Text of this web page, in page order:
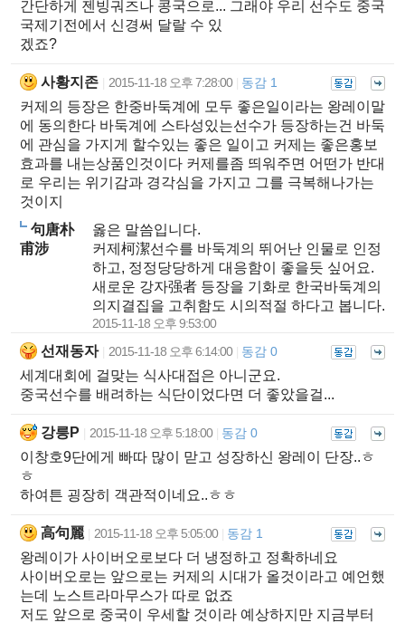
간단하게 젠빙궈즈나 콩국으로... 그래야 우리 선수도 중국
국제기전에서 신경써 달랄 수 있
겠죠?
사황지존 2015-11-18 오후 7:28:00 동감 1
커제의 등장은 한중바둑계에 모두 좋은일이라는 왕레이말
에 동의한다 바둑계에 스타성있는선수가 등장하는건 바둑
에 관심을 가지게 할수있는 좋은 일이고 커제는 좋은홍보
효과를 내는상품인것이다 커제를좀 띄워주면 어떤가 반대
로 우리는 위기감과 경각심을 가지고 그를 극복해나가는
것이지
句唐朴
甫涉
옳은 말씀입니다.
커제柯潔선수를 바둑계의 뛰어난 인물로 인정
하고, 정정당당하게 대응함이 좋을듯 싶어요.
새로운 강자强者 등장을 기화로 한국바둑계의
의지결집을 고취함도 시의적절 하다고 봅니다.
2015-11-18 오후 9:53:00
선재동자 2015-11-18 오후 6:14:00 동감 0
세계대회에 걸맞는 식사대접은 아니군요.
중국선수를 배려하는 식단이었다면 더 좋았을걸...
강릉P 2015-11-18 오후 5:18:00 동감 0
이창호9단에게 빠따 많이 맏고 성장하신 왕레이 단장..ㅎ
ㅎ
하여튼 굉장히 객관적이네요..ㅎㅎ
高句麗 2015-11-18 오후 5:05:00 동감 1
왕레이가 사이버오로보다 더 냉정하고 정확하네요
사이버오로는 앞으로는 커제의 시대가 올것이라고 예언했
는데 노스트라마무스가 따로 없죠
저도 앞으로 중국이 우세할 것이라 예상하지만 지금부터